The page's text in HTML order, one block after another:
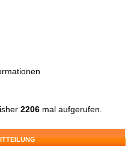
2206 mal aufgerufen.